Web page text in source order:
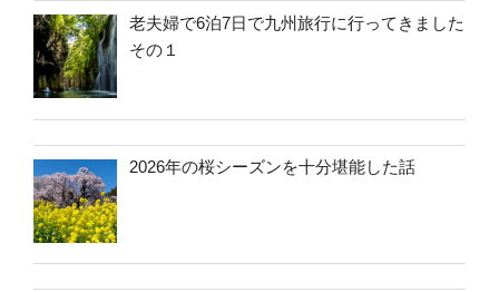
老夫婦で6泊7日で九州旅行に行ってきました
その１
2026年の桜シーズンを十分堪能した話